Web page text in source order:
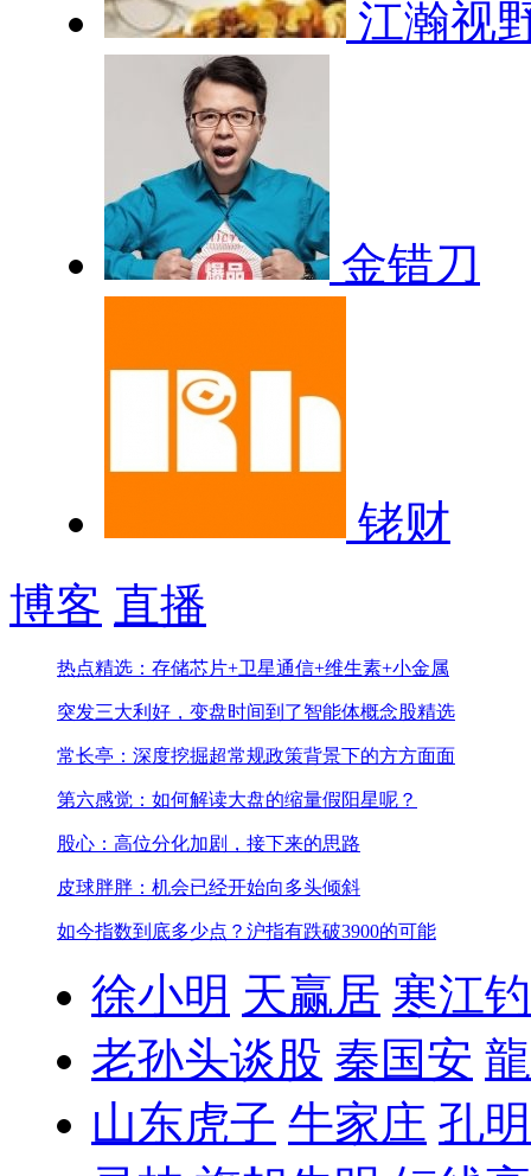
江瀚视
金错刀
铑财
博客 直播
热点精选：存储芯片+卫星通信+维生素+小金属
突发三大利好，变盘时间到了智能体概念股精选
常长亭：深度挖掘超常规政策背景下的方方面面
第六感觉：如何解读大盘的缩量假阳星呢？
股心：高位分化加剧，接下来的思路
皮球胖胖：机会已经开始向多头倾斜
如今指数到底多少点？ 沪指有跌破3900的可能
徐小明 天赢居 寒江
老孙头谈股 秦国安
山东虎子 牛家庄 孔